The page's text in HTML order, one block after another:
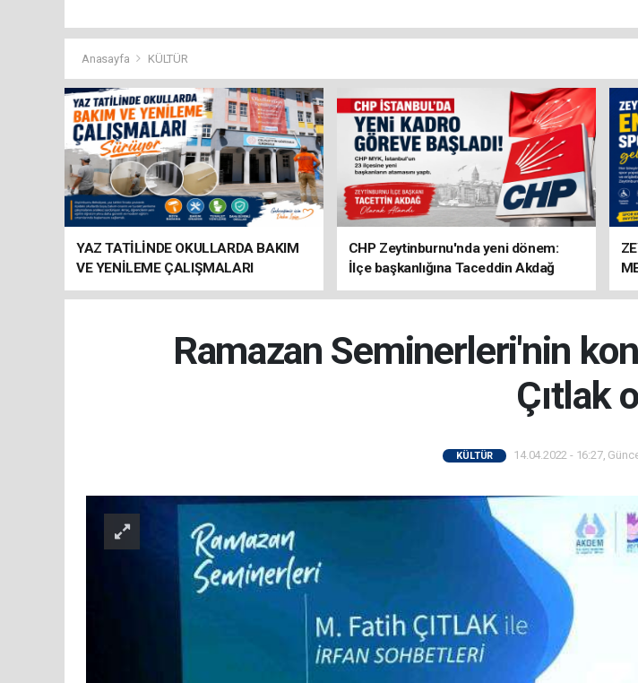
Anasayfa KÜLTÜR
YAZ TATİLİNDE OKULLARDA BAKIM
VE YENİLEME ÇALIŞMALARI
SÜRÜYOR
CHP Zeytinburnu'nda yeni dönem:
İlçe başkanlığına Taceddin Akdağ
atandı
Ramazan Seminerleri'nin
Çıtlak
KÜLTÜR 14.04.2022 - 16:27,